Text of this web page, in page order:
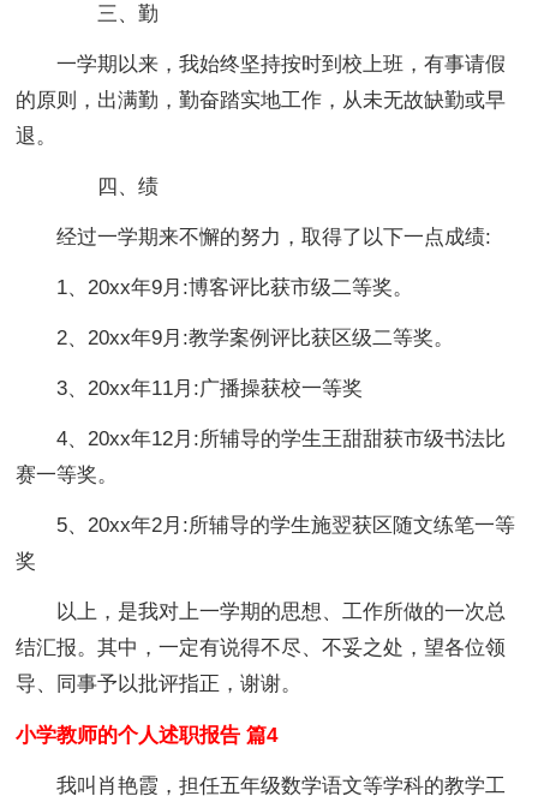
三、勤
一学期以来，我始终坚持按时到校上班，有事请假
的原则，出满勤，勤奋踏实地工作，从未无故缺勤或早
退。
四、绩
经过一学期来不懈的努力，取得了以下一点成绩:
1、20xx年9月:博客评比获市级二等奖。
2、20xx年9月:教学案例评比获区级二等奖。
3、20xx年11月:广播操获校一等奖
4、20xx年12月:所辅导的学生王甜甜获市级书法比
赛一等奖。
5、20xx年2月:所辅导的学生施翌获区随文练笔一等
奖
以上，是我对上一学期的思想、工作所做的一次总
结汇报。其中，一定有说得不尽、不妥之处，望各位领
导、同事予以批评指正，谢谢。
小学教师的个人述职报告 篇4
我叫肖艳霞，担任五年级数学语文等学科的教学工